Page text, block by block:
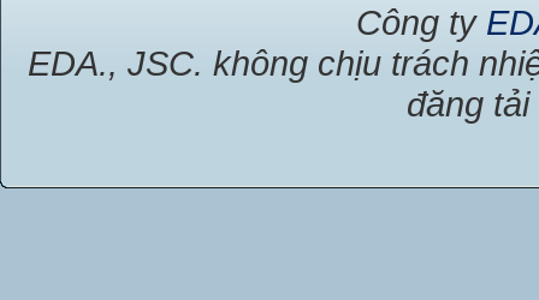
Công ty
EDA., JSC. không chịu trách
đăng